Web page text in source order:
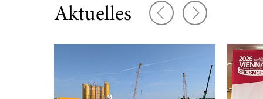
Aktuelles Vorherige Elemente
Nächste